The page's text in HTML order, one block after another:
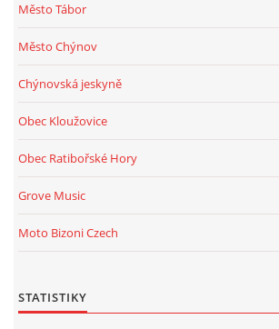
Město Tábor
Město Chýnov
Chýnovská jeskyně
Obec Kloužovice
Obec Ratibořské Hory
Grove Music
Moto Bizoni Czech
STATISTIKY